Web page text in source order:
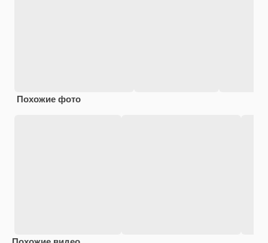
Похожие фото